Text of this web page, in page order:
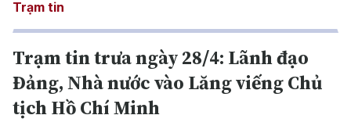
Trạm tin
Trạm tin trưa ngày 28/4: Lãnh đạo
Đảng, Nhà nước vào Lăng viếng Chủ
tịch Hồ Chí Minh